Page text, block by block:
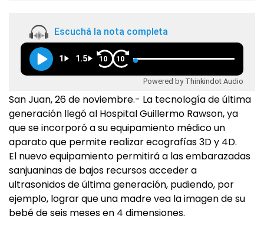
Escuchá la nota completa
1 1.5 10 10
Powered by Thinkindot Audio
San Juan, 26 de noviembre.- La tecnología de última
generación llegó al Hospital Guillermo Rawson, ya
que se incorporó a su equipamiento médico un
aparato que permite realizar ecografías 3D y 4D.
El nuevo equipamiento permitirá a las embarazadas
sanjuaninas de bajos recursos acceder a
ultrasonidos de última generación, pudiendo, por
ejemplo, lograr que una madre vea la imagen de su
bebé de seis meses en 4 dimensiones.